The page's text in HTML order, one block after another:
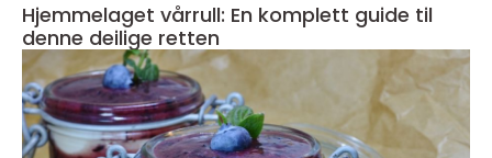
Hjemmelaget vårrull: En komplett guide til
denne deilige retten